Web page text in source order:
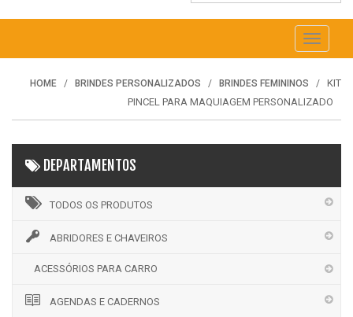
Toggle
HOME BRINDES PERSONALIZADOS BRINDES FEMININOS
KIT
PINCEL PARA MAQUIAGEM PERSONALIZADO
DEPARTAMENTOS
TODOS OS PRODUTOS
ABRIDORES E CHAVEIROS
ACESSÓRIOS PARA CARRO
AGENDAS E CADERNOS